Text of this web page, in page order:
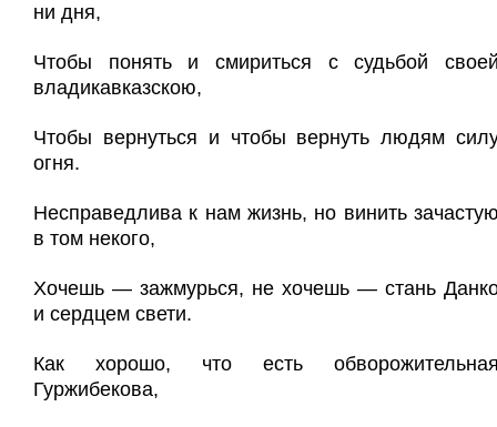
ни дня,
Чтобы понять и смириться с судьбой
владикавказскою,
Чтобы вернуться и чтобы вернуть людям
огня.
Несправедлива к нам жизнь, но винить
в том некого,
Хочешь — зажмурься, не хочешь — стань
и сердцем свети.
Как хорошо, что есть
Гуржибекова,